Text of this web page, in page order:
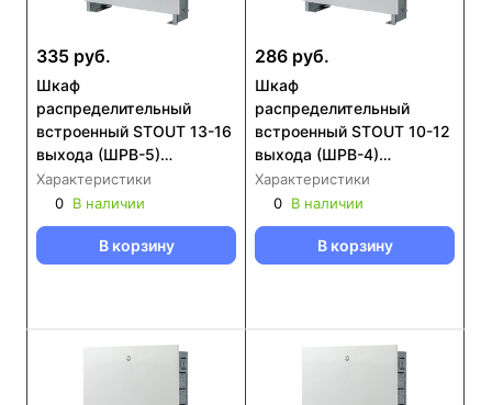
335 руб.
Шкаф
распределительный
встроенный STOUT 13-16
выхода (ШРВ-5)
670х125х1046 (SCC-
0002-001316)
Характеристики
0 В наличии
В корзину
286 руб.
Шкаф
распределительный
встроенный STOUT 10-12
выхода (ШРВ-4)
670х125х896 (SCC-0002-
001112)
Характеристики
0 В наличии
В корзину